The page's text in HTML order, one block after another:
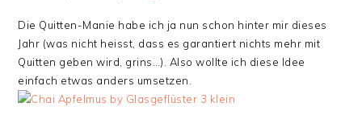
Die Quitten-Manie habe ich ja nun schon hinter mir dieses
Jahr (was nicht heisst, dass es garantiert nichts mehr mit
Quitten geben wird, grins…). Also wollte ich diese Idee
einfach etwas anders umsetzen.